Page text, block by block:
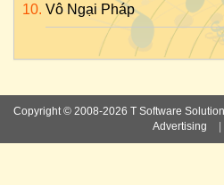
Vô Ngại Pháp
Copyright © 2008-2026 T Software
Advertising